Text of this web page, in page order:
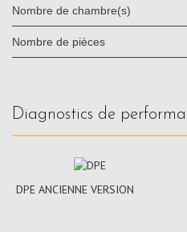
Nombre de chambre(s)
Nombre de pièces
diagnostics de
DPE ANCIENNE VERSION